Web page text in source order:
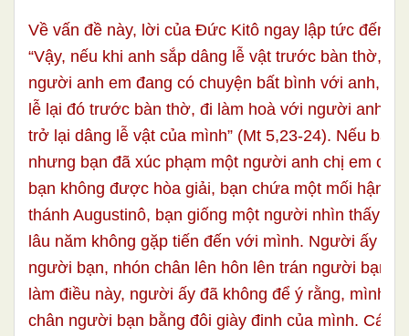
Về vấn đề này, lời của Đức Kitô ngay lập tức đến
“Vậy, nếu khi anh sắp dâng lễ vật trước bàn thờ,
người anh em đang có chuyện bất bình với anh, thì
lễ lại đó trước bàn thờ, đi làm hoà với người anh
trở lại dâng lễ vật của mình” (Mt 5,23-24). Nếu bạn
nhưng bạn đã xúc phạm một người anh chị em của
bạn không được hòa giải, bạn chứa một mối hận
thánh Augustinô, bạn giống một người nhìn thấy
lâu năm không gặp tiến đến với mình. Người ấy
người bạn, nhón chân lên hôn lên trán người bạn…
làm điều này, người ấy đã không để ý rằng, mình
chân người bạn bằng đôi giày đinh của mình. Các